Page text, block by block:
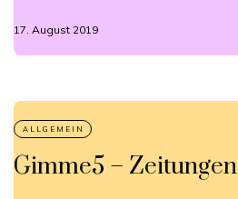
17. August 2019
Gimme5 – Zeitungen